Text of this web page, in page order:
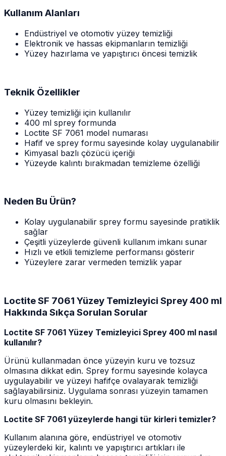
Kullanım Alanları
Endüstriyel ve otomotiv yüzey temizliği
Elektronik ve hassas ekipmanların temizliği
Yüzey hazırlama ve yapıştırıcı öncesi temizlik
Teknik Özellikler
Yüzey temizliği için kullanılır
400 ml sprey formunda
Loctite SF 7061 model numarası
Hafif ve sprey formu sayesinde kolay uygulanabilir
Kimyasal bazlı çözücü içeriği
Yüzeyde kalıntı bırakmadan temizleme özelliği
Neden Bu Ürün?
Kolay uygulanabilir sprey formu sayesinde pratiklik
sağlar
Çeşitli yüzeylerde güvenli kullanım imkanı sunar
Hızlı ve etkili temizleme performansı gösterir
Yüzeylere zarar vermeden temizlik yapar
Loctite SF 7061 Yüzey Temizleyici Sprey 400 ml
Hakkında Sıkça Sorulan Sorular
Loctite SF 7061 Yüzey Temizleyici Sprey 400 ml nasıl
kullanılır?
Ürünü kullanmadan önce yüzeyin kuru ve tozsuz
olmasına dikkat edin. Sprey formu sayesinde kolayca
uygulayabilir ve yüzeyi hafifçe ovalayarak temizliği
sağlayabilirsiniz. Uygulama sonrası yüzeyin tamamen
kuru olmasını bekleyin.
Loctite SF 7061 yüzeylerde hangi tür kirleri temizler?
Kullanım alanına göre, endüstriyel ve otomotiv
yüzeylerdeki kir, kalıntı ve yapıştırıcı artıkları ile